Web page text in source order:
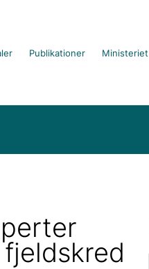
Publikationer Ministeriet